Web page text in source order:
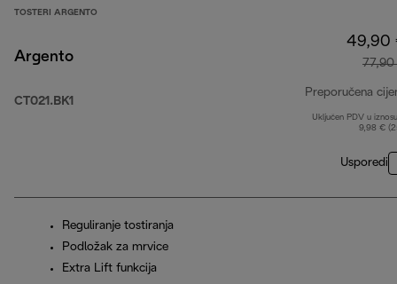
TOSTERI ARGENTO
Argento
CT021.BK1
49,90
Preporučena
Uključen PDV u
9,98 €
Usporedi
Reguliranje tostiranja
Podložak za mrvice
Extra Lift funkcija